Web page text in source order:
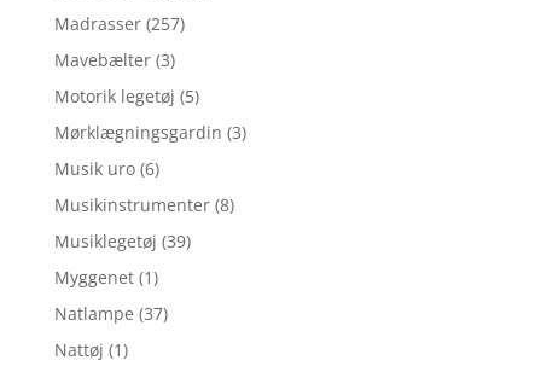
Madrasser (257)
Mavebælter (3)
Motorik legetøj (5)
Mørklægningsgardin (3)
Musik uro (6)
Musikinstrumenter (8)
Musiklegetøj (39)
Myggenet (1)
Natlampe (37)
Nattøj (1)